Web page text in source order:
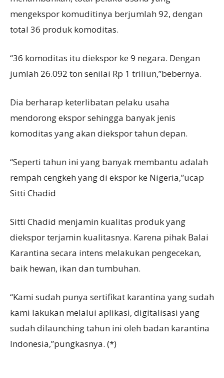
mengekspor komuditinya berjumlah 92, dengan
total 36 produk komoditas.
“36 komoditas itu diekspor ke 9 negara. Dengan
jumlah 26.092 ton senilai Rp 1 triliun,”bebernya.
Dia berharap keterlibatan pelaku usaha
mendorong ekspor sehingga banyak jenis
komoditas yang akan diekspor tahun depan.
“Seperti tahun ini yang banyak membantu adalah
rempah cengkeh yang di ekspor ke Nigeria,”ucap
Sitti Chadid
Sitti Chadid menjamin kualitas produk yang
diekspor terjamin kualitasnya. Karena pihak Balai
Karantina secara intens melakukan pengecekan,
baik hewan, ikan dan tumbuhan.
“Kami sudah punya sertifikat karantina yang sudah
kami lakukan melalui aplikasi, digitalisasi yang
sudah dilaunching tahun ini oleh badan karantina
Indonesia,”pungkasnya. (*)